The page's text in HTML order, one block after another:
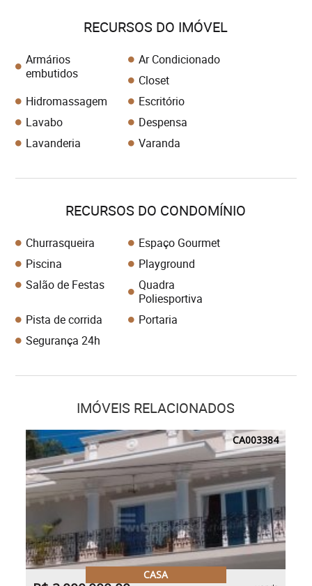
RECURSOS DO IMÓVEL
Armários
embutidos
Ar Condicionado
Closet
Hidromassagem
Escritório
Lavabo
Despensa
Lavanderia
Varanda
RECURSOS DO CONDOMÍNIO
Churrasqueira
Espaço Gourmet
Piscina
Playground
Salão de Festas
Quadra
Poliesportiva
Pista de corrida
Portaria
Segurança 24h
IMÓVEIS RELACIONADOS
CA003384
CASA